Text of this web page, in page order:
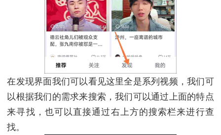
在发现界面我们可以看见这里全是系列视频，我们可
以根据我们的需求来搜索，我们可以通过上面的特点
来寻找，也可以直接通过右上方的搜索栏来进行查
找。